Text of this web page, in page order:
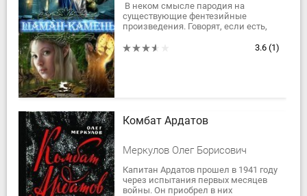
В неком смысле пародия на
существующие фентезийные
произведения. Говорят, если есть,
значит, отдых удался. Ну-ну. А что,
3.6 (1)
Комбат Ардатов
Меркулов Олег Борисович
Капитан Ардатов прошел в 1941 году
через испытания первых месяцев
войны. Он приобрел в них